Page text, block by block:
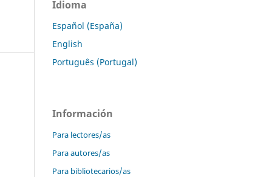
Idioma
Español (España)
English
Português (Portugal)
Información
Para lectores/as
Para autores/as
Para bibliotecarios/as